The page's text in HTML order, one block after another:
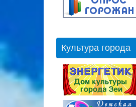
Культура города